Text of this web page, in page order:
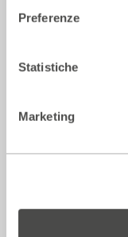
Preferenze
Statistiche
Marketing
Frassica